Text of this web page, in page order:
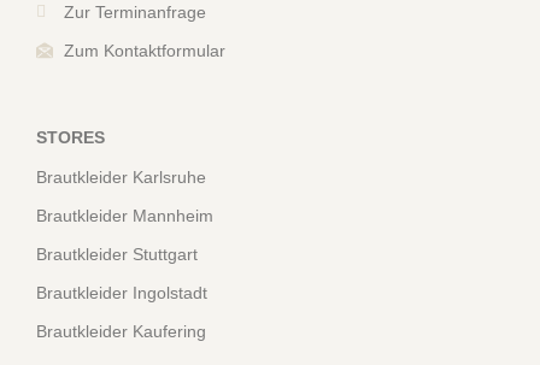
Zur Terminanfrage
Zum Kontaktformular
STORES
Brautkleider Karlsruhe
Brautkleider Mannheim
Brautkleider Stuttgart
Brautkleider Ingolstadt
Brautkleider Kaufering